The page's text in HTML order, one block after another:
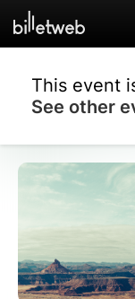
This event
See other